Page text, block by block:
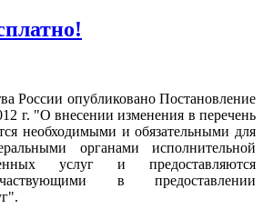
России опубликовано Постановление
г. "О внесении изменения в перечень
необходимыми и обязательными для
органами исполнительной
услуг и предоставляются
в предоставлении